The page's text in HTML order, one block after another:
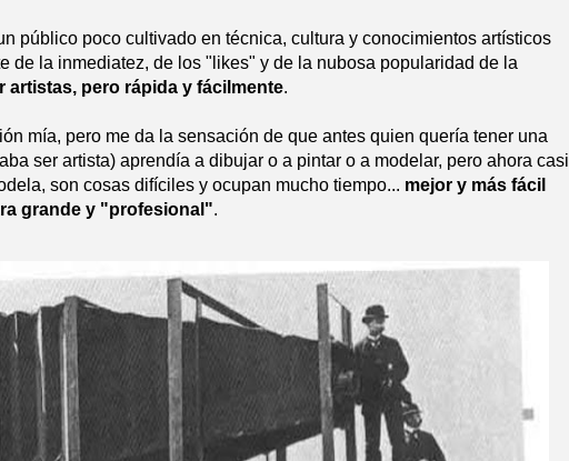
público poco cultivado en técnica, cultura y conocimientos artísticos
de la inmediatez, de los "likes" y de la nubosa popularidad de la
artistas, pero rápida y fácilmente.
mía, pero me da la sensación de que antes quien quería tener una
ser artista) aprendía a dibujar o a pintar o a modelar, pero ahora casi
son cosas difíciles y ocupan mucho tiempo... mejor y más fácil
grande y "profesional".